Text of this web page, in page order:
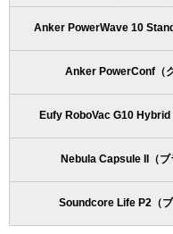
Anker PowerWave 10 Stand
Anker PowerConf（グ
Eufy RoboVac G10 Hybrid
Nebula Capsule II（ブ
Soundcore Life P2（ブ